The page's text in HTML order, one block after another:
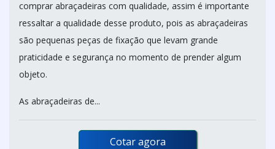
comprar abraçadeiras com qualidade, assim é importante
ressaltar a qualidade desse produto, pois as abraçadeiras
são pequenas peças de fixação que levam grande
praticidade e segurança no momento de prender algum
objeto.
As abraçadeiras de...
Cotar agora